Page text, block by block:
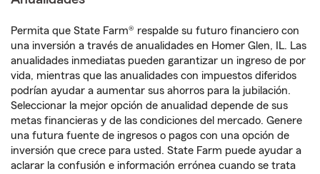
Permita que State Farm® respalde su futuro financiero con
una inversión a través de anualidades en Homer Glen, IL. Las
anualidades inmediatas pueden garantizar un ingreso de por
vida, mientras que las anualidades con impuestos diferidos
podrían ayudar a aumentar sus ahorros para la jubilación.
Seleccionar la mejor opción de anualidad depende de sus
metas financieras y de las condiciones del mercado. Genere
una futura fuente de ingresos o pagos con una opción de
inversión que crece para usted. State Farm puede ayudar a
aclarar la confusión e información errónea cuando se trata